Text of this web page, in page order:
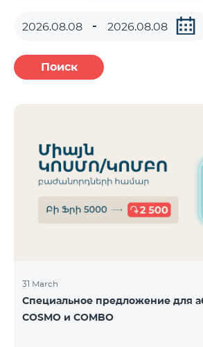
Поиск
31 March
Специальное предложение для
COSMO и COMBO